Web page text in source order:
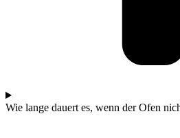
Wie lange dauert es, wenn der Ofen